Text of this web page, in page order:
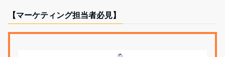
【マーケティング担当者必見】